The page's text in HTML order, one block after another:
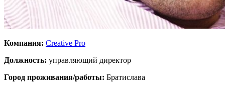
Компания: Creative Pro
Должность: управляющий директор
Город проживания/работы: Братислава